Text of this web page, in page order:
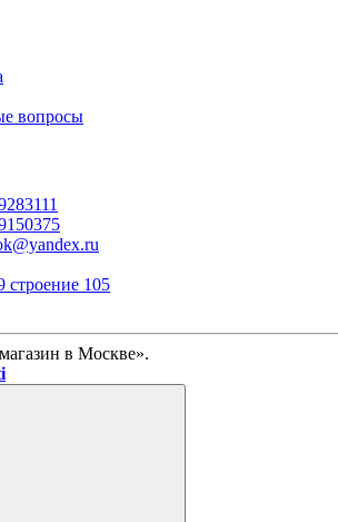
вопросы
строение 105
в Москве».